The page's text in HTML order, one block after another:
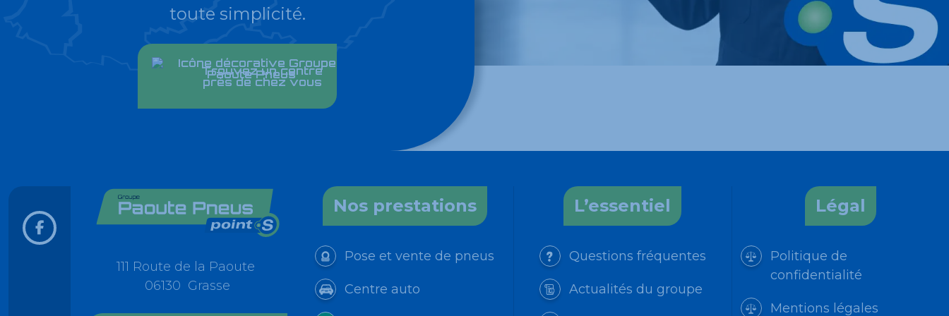
toute simplicité.
Trouvez un centre
près de chez vous
111 Route de la Paoute
06130 Grasse
Nos prestations
Pose et vente de pneus
Centre auto
L’essentiel
Questions fréquentes
Actualités du groupe
Légal
Politique de
confidentialité
Mentions légales